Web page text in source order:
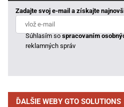
Zadajte svoj e-mail a získajte
Súhlasím sospracovaním
reklamných správ
ĎALŠIE WEBY GTO SOLUTIONS